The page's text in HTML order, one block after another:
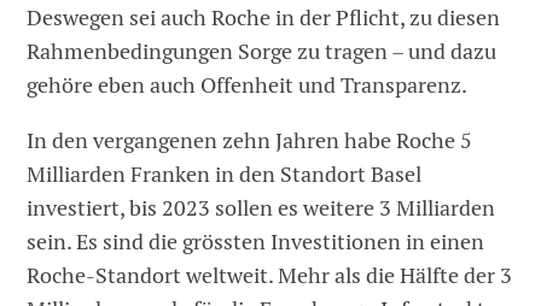
Deswegen sei auch Roche in der Pflicht, zu diesen
Rahmenbedingungen Sorge zu tragen – und dazu
gehöre eben auch Offenheit und Transparenz.
In den vergangenen zehn Jahren habe Roche 5
Milliarden Franken in den Standort Basel
investiert, bis 2023 sollen es weitere 3 Milliarden
sein. Es sind die grössten Investitionen in einen
Roche-Standort weltweit. Mehr als die Hälfte der 3